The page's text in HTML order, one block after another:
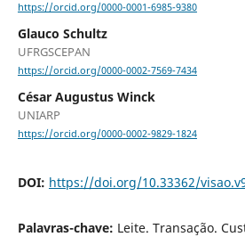
https://orcid.org/0000-0001-6985-9380
Glauco Schultz
UFRGSCEPAN
https://orcid.org/0000-0002-7569-7434
César Augustus Winck
UNIARP
https://orcid.org/0000-0002-9829-1824
DOI: https://doi.org/10.33362/
Palavras-chave: Leite. Transação.